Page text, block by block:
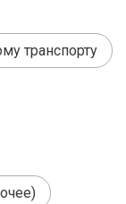
транспорту